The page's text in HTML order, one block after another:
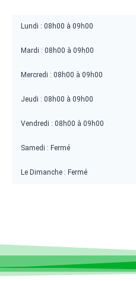
Lundi : 08h00 à 09h00
Mardi : 08h00 à 09h00
Mercredi : 08h00 à 09h00
Jeudi : 08h00 à 09h00
Vendredi : 08h00 à 09h00
Samedi : Fermé
Le Dimanche : Fermé